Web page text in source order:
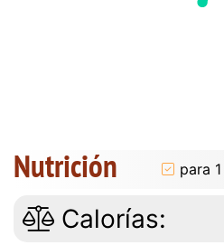
Nutrición para
Calorías: